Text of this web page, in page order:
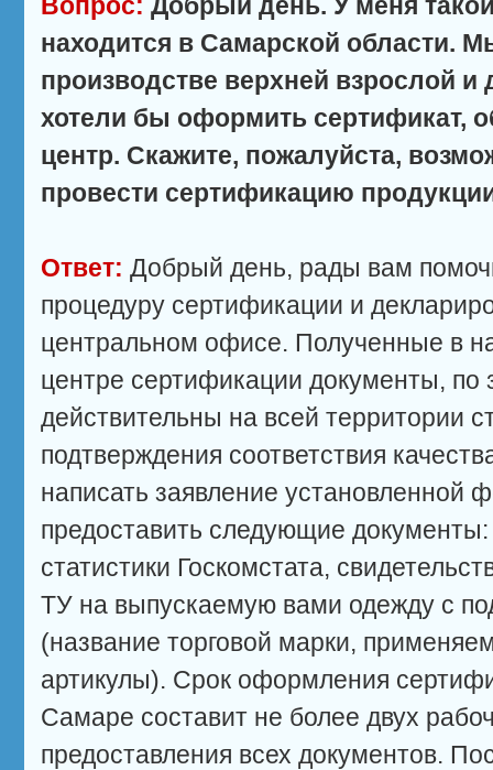
находится в Самарской области.
производстве верхней взрослой
хотели бы оформить сертификат,
центр. Скажите, пожалуйста,
провести сертификацию
Ответ: Добрый день, рады вам
процедуру сертификации и
центральном офисе. Полученные в
центре сертификации документы, по
действительны на всей территории
подтверждения соответствия
написать заявление
предоставить следующие
статистики Госкомстата,
ТУ на выпускаемую вами одежду с
(название торговой марки,
артикулы). Срок оформления
Самаре составит не более двух
предоставления всех документов.